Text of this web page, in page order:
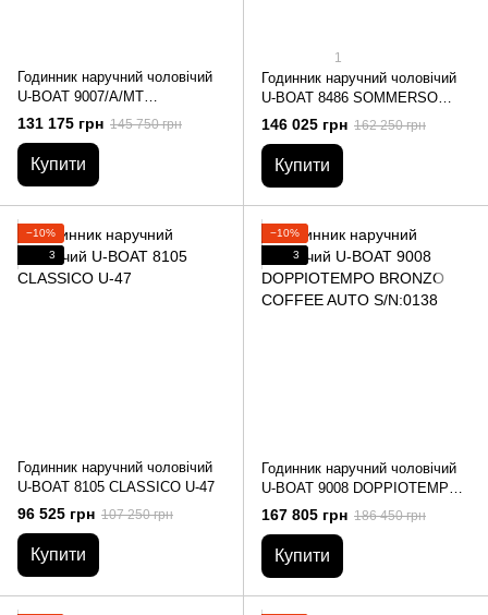
Годинник наручний чоловічий
U-BOAT 9007/A/MT
SOMMERSO/A SS METAL
BRACELET S/N:1203 –
дайверський
131 175 грн 145 750 грн
Купити
1
Годинник наручний чоловічий
U-BOAT 8486 SOMMERSO
BRONZO S/N:0280 –
дайверський
146 025 грн 162 250 грн
Купити
−10%
3
Годинник наручний чоловічий
U-BOAT 8105 CLASSICO U-47
96 525 грн 107 250 грн
Купити
−10%
3
Годинник наручний чоловічий
U-BOAT 9008 DOPPIOTEMPO
BRONZO COFFEE AUTO
167 805 грн 186 450 грн
Купити